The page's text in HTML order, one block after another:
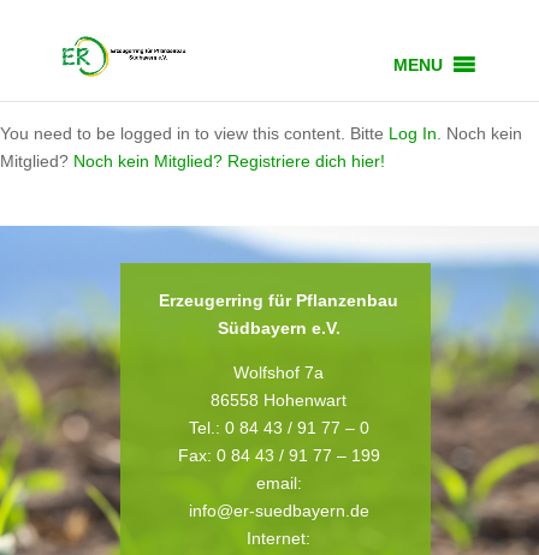
MENU
You need to be logged in to view this content. Bitte Log In . Noch kein
Mitglied? Noch kein Mitglied? Registriere dich hier!
Erzeugerring für Pflanzenbau
Südbayern e.V.
Wolfshof 7a
86558 Hohenwart
Tel.: 0 84 43 / 91 77 – 0
Fax: 0 84 43 / 91 77 – 199
email:
info@er-suedbayern.de
Internet: